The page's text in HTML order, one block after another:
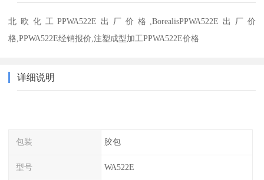
北欧化工PPWA522E出厂价格,BorealisPPWA522E出厂价
格,PPWA522E经销报价,注塑成型加工PPWA522E价格
详细说明
包装 胶包
型号 WA522E